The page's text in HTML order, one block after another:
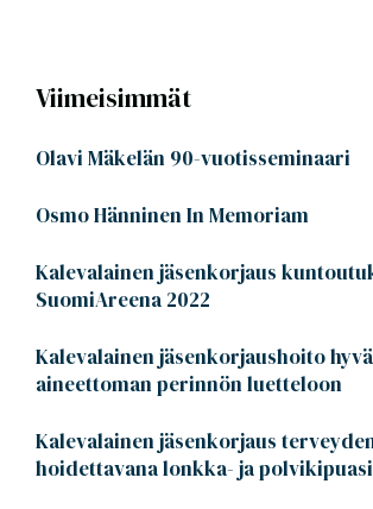
Viimeisimmät
Olavi Mäkelän 90-vuotisseminaari
Osmo Hänninen In Memoriam
Kalevalainen jäsenkorjaus
SuomiAreena 2022
Kalevalainen jäsenkorjaushoito
aineettoman perinnön luetteloon
Kalevalainen jäsenkorjaus
hoidettavana lonkka- ja